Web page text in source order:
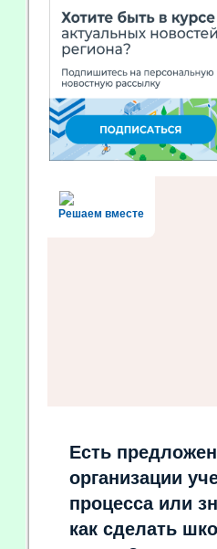
Решаем вместе
Есть
организации
процесса или
как сделать